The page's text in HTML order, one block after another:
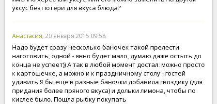
уксус без потери для вкуса блюда?
Анастасия, 20 января 2015 09:58
Надо будет сразу несколько баночек такой прелести
наготовить, одной - явно будет мало, думаю даже остыть до
конца не успеет)) А так в любой момент достал: можно просто
к картошечке, а можно и к праздничному столу - гостей
удивить.Я бы еще в разные баночки добавила гвоздику (для
придания более пряного вкуса) и дольки лимона, чтобы по
кислее было. Пошла рыбку покупать